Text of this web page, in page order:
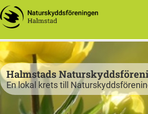
Halmstads
En lokal krets till